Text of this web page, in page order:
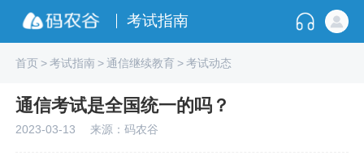
考试指南
首页>考试指南>通信继续教育>考试动态
通信考试是全国统一的吗？
2023-03-13 来源：码农谷